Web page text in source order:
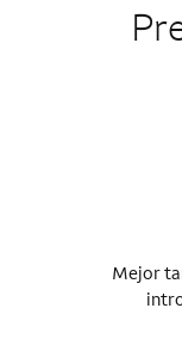
Mejor